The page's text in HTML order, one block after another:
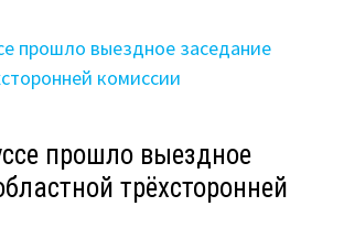
прошло выездное
трёхсторонней